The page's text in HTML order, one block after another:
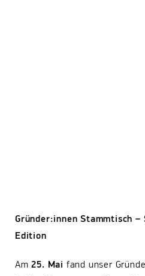
Gründer:innen Stammtisch
Edition
Am25. Mai fand unser